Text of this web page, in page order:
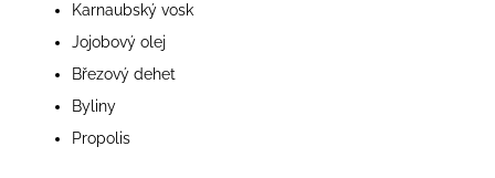
Karnaubský vosk
Jojobový olej
Březový dehet
Byliny
Propolis